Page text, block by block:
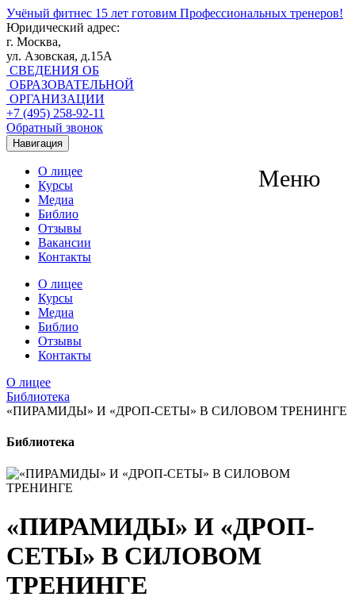
Учёный фитнес 15 лет готовим Профессиональных тренеров!
Юридический адрес:
г. Москва,
ул. Азовская, д.15А
СВЕДЕНИЯ ОБ
ОБРАЗОВАТЕЛЬНОЙ
ОРГАНИЗАЦИИ
+7 (495) 258-92-11
Обратный звонок
Навигация
Меню
О лицее
Курсы
Медиа
Библио
Отзывы
Вакансии
Контакты
О лицее
Курсы
Медиа
Библио
Отзывы
Контакты
О лицее
Библиотека
«ПИРАМИДЫ» И «ДРОП-СЕТЫ» В СИЛОВОМ ТРЕНИНГЕ
Библиотека
«ПИРАМИДЫ» И «ДРОП-
СЕТЫ» В СИЛОВОМ
ТРЕНИНГЕ